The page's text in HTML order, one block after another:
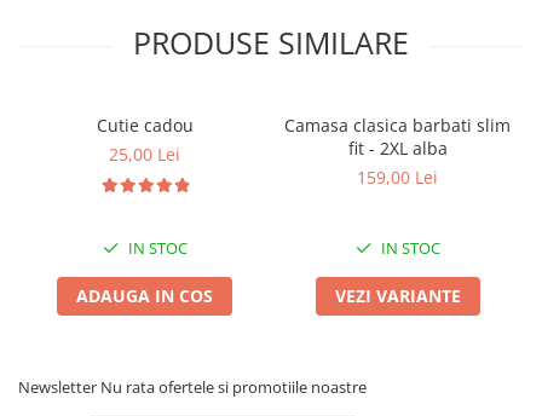
PRODUSE SIMILARE
Cutie cadou
25,00 Lei
IN STOC
ADAUGA IN COS
Camasa clasica barbati slim
fit - 2XL alba
159,00 Lei
IN STOC
VEZI VARIANTE
Newsletter Nu rata ofertele si promotiile noastre